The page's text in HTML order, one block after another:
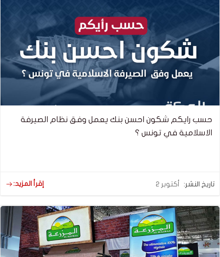
حسب رايكم شكون احسن بنك يعمل وفق نظام الصيرفة
الاسلامية في تونس ؟
تاريخ النشر: أكتوبر 2 إقرأ المزيد: